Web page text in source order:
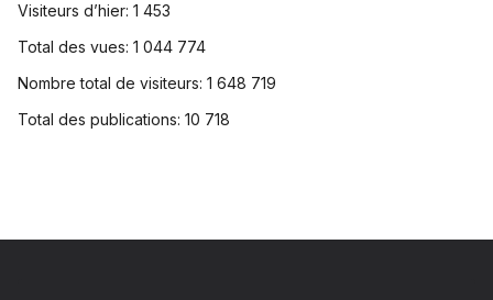
Visiteurs d’hier: 1 453
Total des vues: 1 044 774
Nombre total de visiteurs: 1 648 719
Total des publications: 10 718